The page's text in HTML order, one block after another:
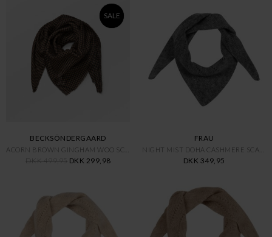
SALE
BECKSÖNDERGAARD
DKK 499,95 DKK 299,98
FRAU
DKK 349,95